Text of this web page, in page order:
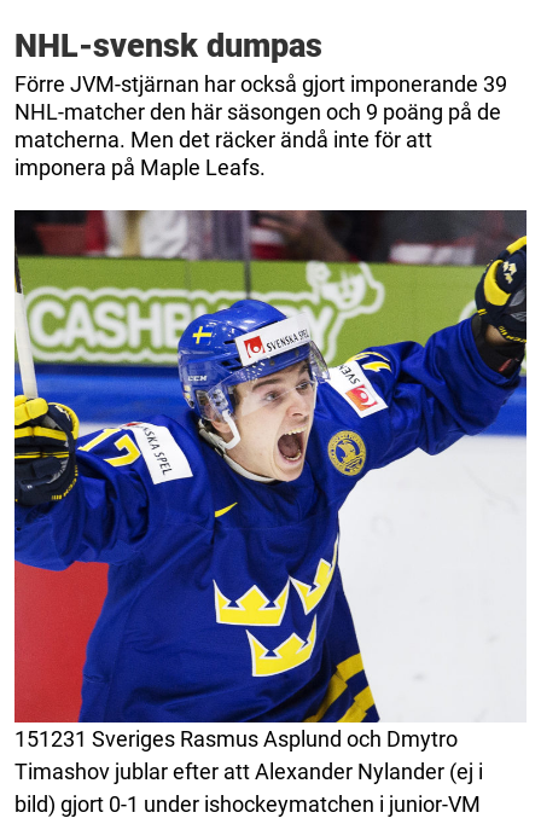
NHL-svensk dumpas
Förre JVM-stjärnan har också gjort imponerande 39
NHL-matcher den här säsongen och 9 poäng på de
matcherna. Men det räcker ändå inte för att
imponera på Maple Leafs.
151231 Sveriges Rasmus Asplund och Dmytro
Timashov jublar efter att Alexander Nylander (ej i
bild) gjort 0-1 under ishockeymatchen i junior-VM